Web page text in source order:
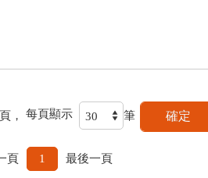
頁， 每頁顯示 筆
頁 1 最後一頁